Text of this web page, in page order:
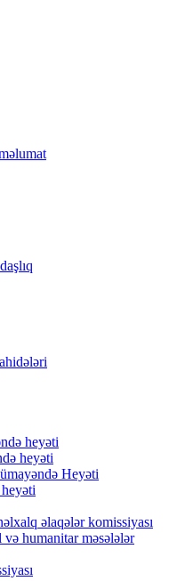
heyəti
heyəti
Heyəti
əlaqələr komissiyası
humanitar məsələlər